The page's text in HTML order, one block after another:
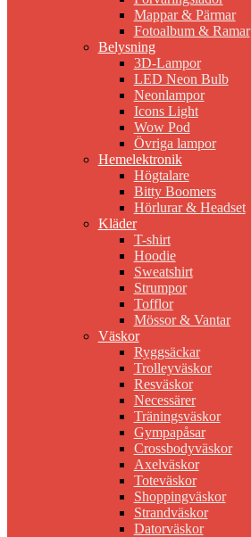
Mappar & Pärmar
Fotoalbum & Ramar
Belysning
3D-Lampor
LED Neon Bulb
Neonlampor
Icons Light
Wow Pod
Övriga lampor
Hemelektronik
Högtalare
Bitty Boomers
Hörlurar & Headset
Kläder
T-shirt
Hoodie
Sweatshirt
Strumpor
Tofflor
Mössor & Vantar
Väskor
Ryggsäckar
Trolleyväskor
Resväskor
Necessärer
Träningsväskor
Gympapåsar
Crossbodyväskor
Axelväskor
Toteväskor
Shoppingväskor
Strandväskor
Datorväskor